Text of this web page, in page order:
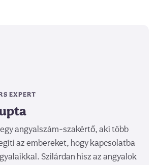
EXPERT
angyalszám-szakértő, aki több
az embereket, hogy kapcsolatba
Szilárdan hisz az angyalok